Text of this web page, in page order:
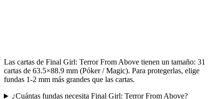
Las cartas de Final Girl: Terror From Above tienen un tamaño: 31
cartas de 63.5×88.9 mm (Póker / Magic). Para protegerlas, elige
fundas 1-2 mm más grandes que las cartas.
¿Cuántas fundas necesita Final Girl: Terror From Above?